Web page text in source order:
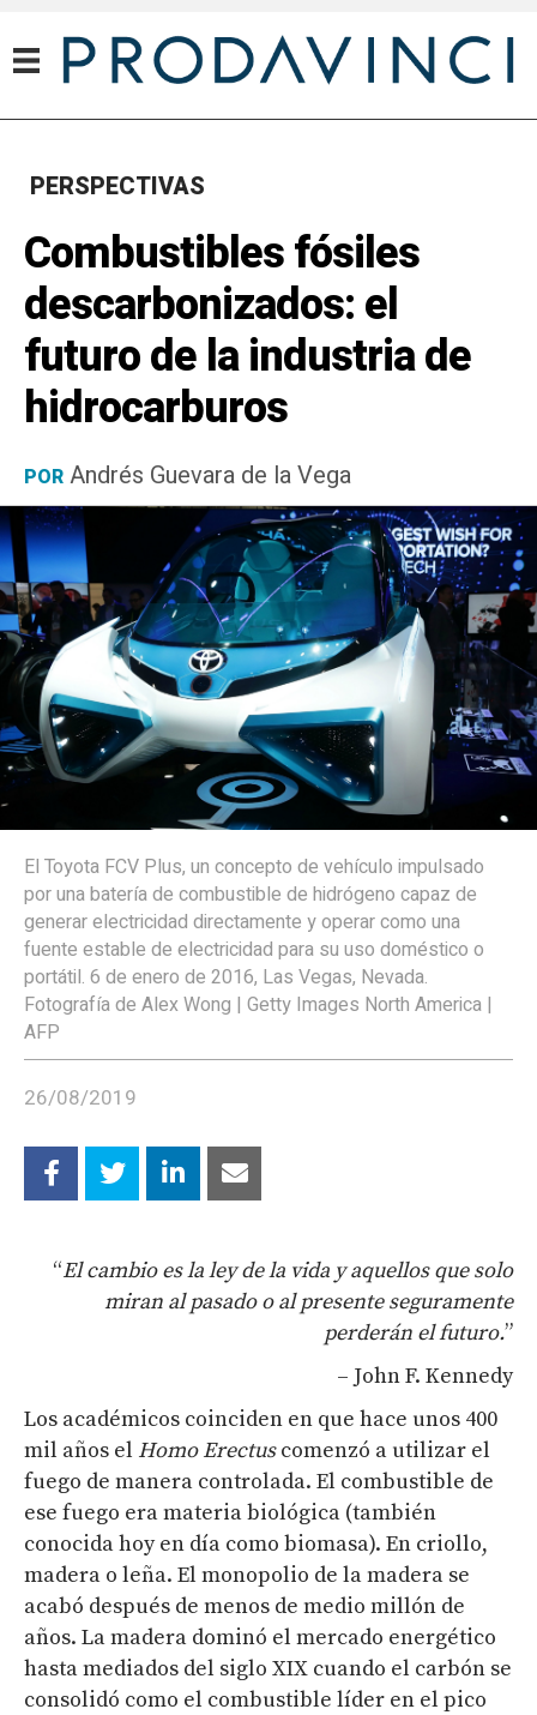
PERSPECTIVAS
Combustibles fósiles
descarbonizados: el
futuro de la industria de
hidrocarburos
POR Andrés Guevara de la Vega
El Toyota FCV Plus, un concepto de vehículo impulsado
por una batería de combustible de hidrógeno capaz de
generar electricidad directamente y operar como una
fuente estable de electricidad para su uso doméstico o
portátil. 6 de enero de 2016, Las Vegas, Nevada.
Fotografía de Alex Wong | Getty Images North America |
AFP
26/08/2019
“El cambio es la ley de la vida y aquellos que solo
miran al pasado o al presente seguramente
perderán el futuro.”
– John F. Kennedy
Los académicos coinciden en que hace unos 400
mil años el Homo Erectuscomenzó a utilizar el
fuego de manera controlada. El combustible de
ese fuego era materia biológica (también
conocida hoy en día como biomasa). En criollo,
madera o leña. El monopolio de la madera se
acabó después de menos de medio millón de
años. La madera dominó el mercado energético
hasta mediados del siglo XIX cuando el carbón se
consolidó como el combustible líder en el pico